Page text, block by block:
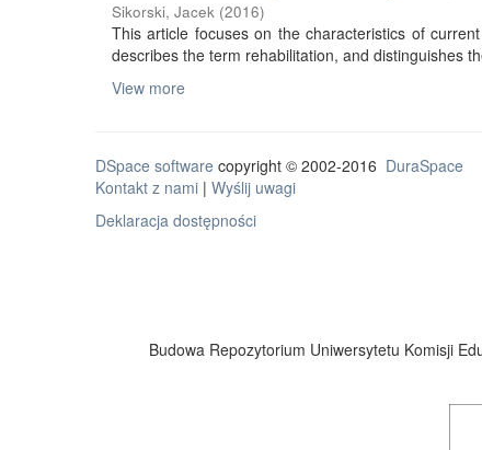
Sikorski, Jacek (2016)
This article focuses on the characteristics of
describes the term rehabilitation, and distinguishes
View more
DSpace software copyright © 2002-2016 DuraSpace
Kontakt z nami | Wyślij uwagi
Deklaracja dostępności
Budowa Repozytorium Uniwersytetu Komisji